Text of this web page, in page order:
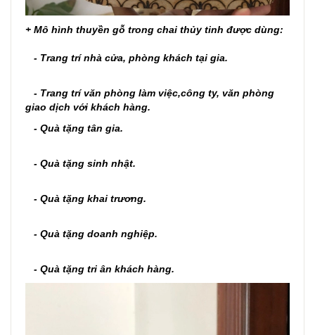
+ Mô hình thuyền gỗ trong chai thủy tinh được dùng:
- Trang trí nhà cửa, phòng khách tại gia.
- Trang trí văn phòng làm việc,công ty, văn phòng
giao dịch với khách hàng.
- Quà tặng tân gia.
- Quà tặng sinh nhật.
- Quà tặng khai trương.
- Quà tặng doanh nghiệp.
- Quà tặng tri ân khách hàng.